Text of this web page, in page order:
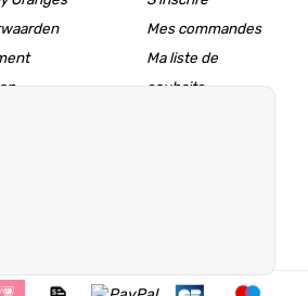
& page d'aide
Mes commandes
Ma liste de
souhaits